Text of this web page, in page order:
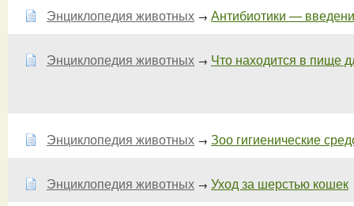
Энциклопедия животных → Антибиотики —
Энциклопедия животных → Что находится в пище
Энциклопедия животных → Зоо гигиенические
Энциклопедия животных → Уход за шерстью кошек